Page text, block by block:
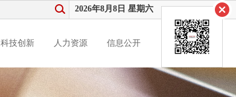
2026年8月8日 星期六
科技创新 人力资源 信息公开